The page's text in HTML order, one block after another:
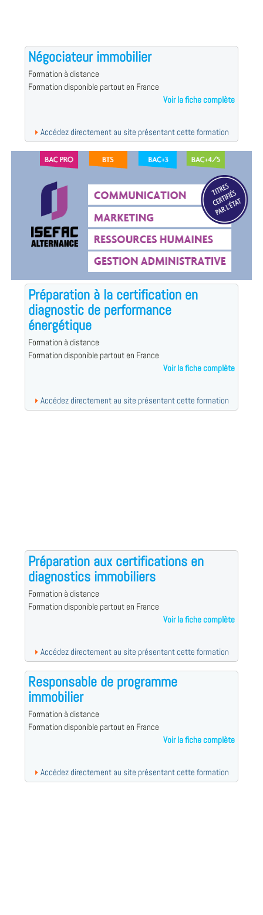
Négociateur immobilier
Formation à distance
Formation disponible partout en France
Voir la fiche complète
Accédez directement au site présentant cette formation
Préparation à la certification en
diagnostic de performance
énergétique
Formation à distance
Formation disponible partout en France
Voir la fiche complète
Accédez directement au site présentant cette formation
Préparation aux certifications en
diagnostics immobiliers
Formation à distance
Formation disponible partout en France
Voir la fiche complète
Accédez directement au site présentant cette formation
Responsable de programme
immobilier
Formation à distance
Formation disponible partout en France
Voir la fiche complète
Accédez directement au site présentant cette formation